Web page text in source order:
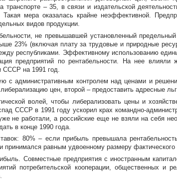
– 35, в связи и издательской
мера оказалась крайне неэффективной.
видов продукции.
не превышавшей установленный
23% (включая плату за трудовые и природные
республиками. Эффективному использованию
предприятий по рентабельности. На нее влияли
СССР на 1991 год.
с административным контролем над ценами и
цен, второй – предоставить адресные
волей, чтобы либерализовать цены и
СССР в 1991 году ускорил крах командно-
не работали, а российские еще не взяли на себя
в конце 1990 года.
80% – если прибыль превышала
равным удвоенному размеру фактического
Совместные предприятия с иностранным
потребительской кооперации, общественных и